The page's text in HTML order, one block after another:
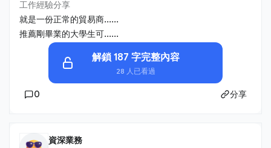
工作經驗分享
就是一份正常的貿易商......
推薦剛畢業的大學生可......
解鎖 187 字完整內容
28 人已看過
0 分享
資深業務